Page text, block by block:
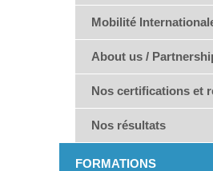
Mobilité
About us /
Nos certifications et
Nos résultats
FORMATIONS